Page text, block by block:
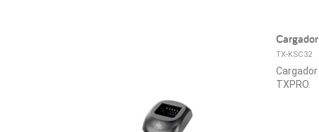
TX-KSC32
TXPRO.